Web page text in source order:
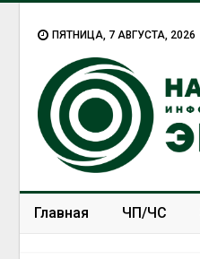
ПЯТНИЦА, 7 АВГУСТА, 2026
Главная ЧП/ЧС